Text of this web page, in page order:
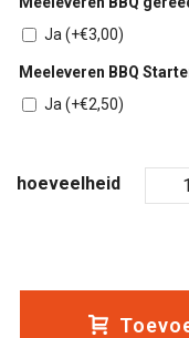
Ja (+€3,00)
Meeleveren BBQ
Ja (+€2,50)
hoeveelheid